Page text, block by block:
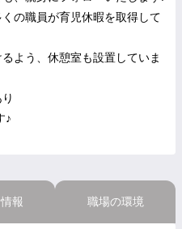
の職員が育児休暇を取得して
よう、休憩室も設置していま
♪
報 職場の環境